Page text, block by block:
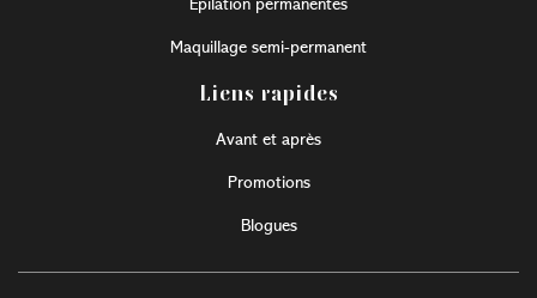
Épilation permanentes
Maquillage semi-permanent
Liens rapides
Avant et après
Promotions
Blogues